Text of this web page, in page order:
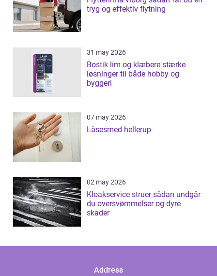
tryg og effektiv flytning
31 may 2026
Bostik lim og klæbere stærke
løsninger til både hobby og
byggeri
07 may 2026
Låsesmed hellerup
02 may 2026
Kloakservice struer sådan undgår
du oversvømmelser og dyre
skader
Address